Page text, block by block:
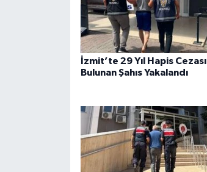
İzmit’te 29 Yıl Hapis Cezası
Bulunan Şahıs Yakalandı